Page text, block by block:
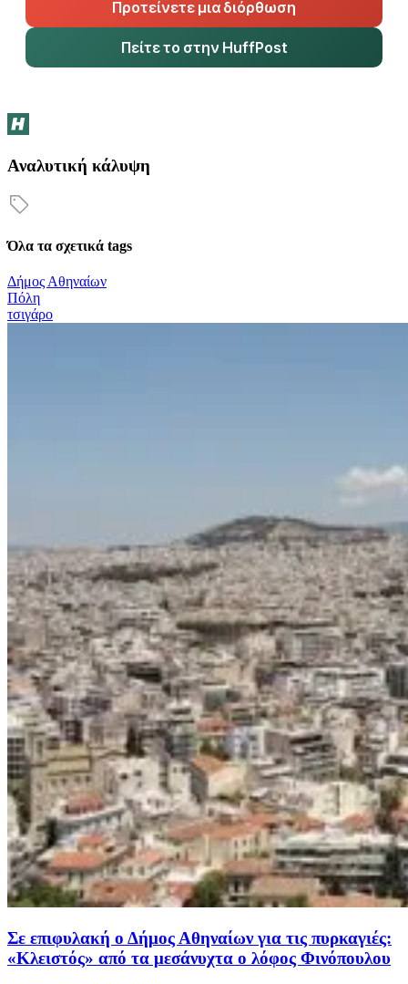
Προτείνετε μια διόρθωση
Πείτε το στην HuffPost
Αναλυτική κάλυψη
Όλα τα σχετικά tags
Δήμος Αθηναίων
Πόλη
τσιγάρο
Σε επιφυλακή ο Δήμος Αθηναίων για τις πυρκαγιές:
«Κλειστός» από τα μεσάνυχτα ο λόφος Φινόπουλου